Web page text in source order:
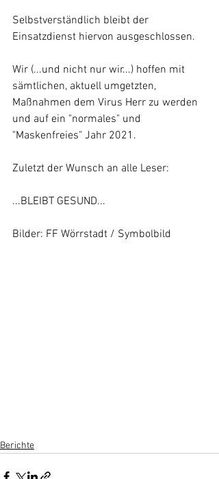
Selbstverständlich bleibt der
Einsatzdienst hiervon ausgeschlossen.
Wir (...und nicht nur wir...) hoffen mit
sämtlichen, aktuell umgetzten,
Maßnahmen dem Virus Herr zu werden
und auf ein "normales" und
"Maskenfreies" Jahr 2021.
Zuletzt der Wunsch an alle Leser:
...BLEIBT GESUND...
Bilder: FF Wörrstadt / Symbolbild
Berichte